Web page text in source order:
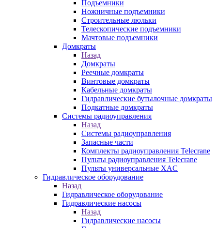
Подъемники
Ножничные подъемники
Строительные люльки
Телескопические подъемники
Мачтовые подъемники
Домкраты
Назад
Домкраты
Реечные домкраты
Винтовые домкраты
Кабельные домкраты
Гидравлические бутылочные домкраты
Подкатные домкраты
Системы радиоуправления
Назад
Системы радиоуправления
Запасные части
Комплекты радиоуправления Telecrane
Пульты радиоуправления Telecrane
Пульты универсальные XAC
Гидравлическое оборудование
Назад
Гидравлическое оборудование
Гидравлические насосы
Назад
Гидравлические насосы